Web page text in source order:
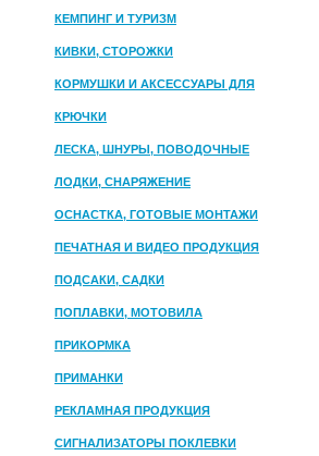
КЕМПИНГ И ТУРИЗМ
КИВКИ, СТОРОЖКИ
КОРМУШКИ И АКСЕССУАРЫ ДЛЯ
ПРИКОРМКИ
КРЮЧКИ
ЛЕСКА, ШНУРЫ, ПОВОДОЧНЫЕ
МАТЕРИАЛЫ
ЛОДКИ, СНАРЯЖЕНИЕ
ОСНАСТКА, ГОТОВЫЕ МОНТАЖИ
ПЕЧАТНАЯ И ВИДЕО ПРОДУКЦИЯ
ПОДСАКИ, САДКИ
ПОПЛАВКИ, МОТОВИЛА
ПРИКОРМКА
ПРИМАНКИ
РЕКЛАМНАЯ ПРОДУКЦИЯ
СИГНАЛИЗАТОРЫ ПОКЛЕВКИ